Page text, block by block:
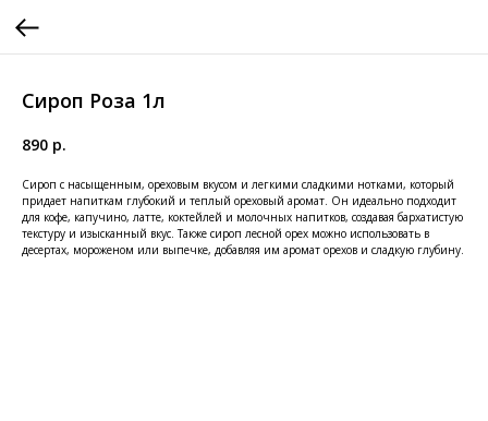
Сироп Роза 1л
890 р.
Сироп с насыщенным, ореховым вкусом и легкими сладкими нотками, который
придает напиткам глубокий и теплый ореховый аромат. Он идеально подходит
для кофе, капучино, латте, коктейлей и молочных напитков, создавая бархатистую
текстуру и изысканный вкус. Также сироп лесной орех можно использовать в
десертах, мороженом или выпечке, добавляя им аромат орехов и сладкую глубину.